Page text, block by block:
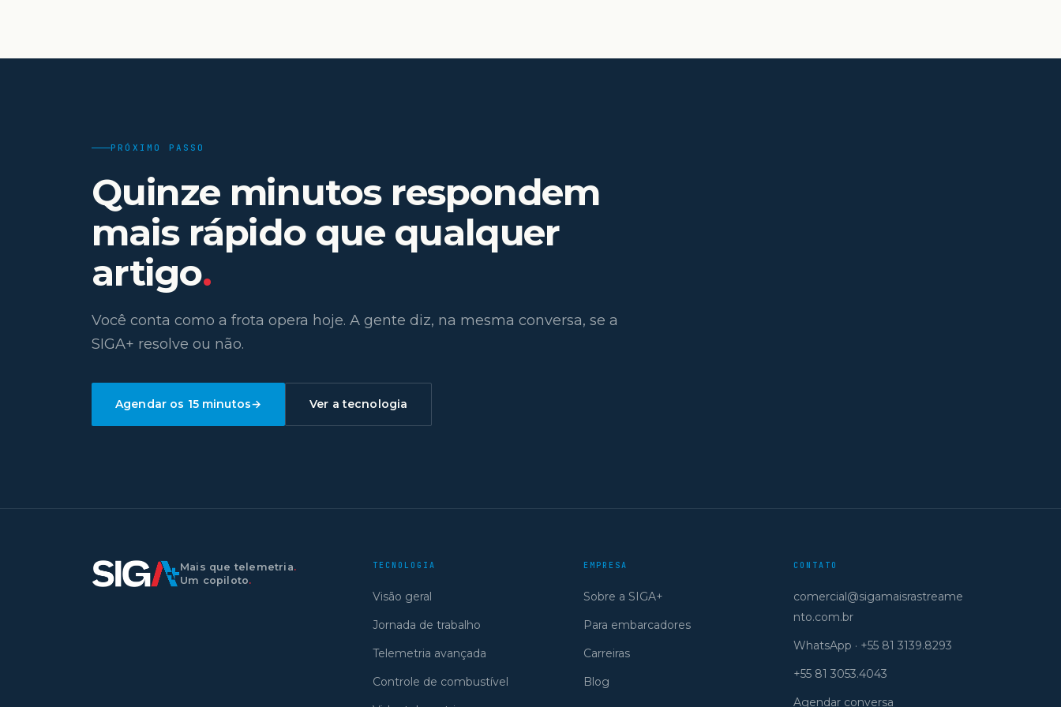
PRÓXIMO PASSO
Quinze minutos respondem
mais rápido que qualquer
artigo.
Você conta como a frota opera hoje. A gente diz, na mesma conversa, se a
SIGA+ resolve ou não.
Agendar os 15 minutos→ Ver a tecnologia
Mais que telemetria.
Um copiloto.
TECNOLOGIA
Visão geral
Jornada de trabalho
Telemetria avançada
Controle de combustível
EMPRESA
Sobre a SIGA+
Para embarcadores
Carreiras
Blog
CONTATO
comercial@sigamaisrastreame
nto.com.br
WhatsApp · +55 81 3139.8293
+55 81 3053.4043
Agendar conversa